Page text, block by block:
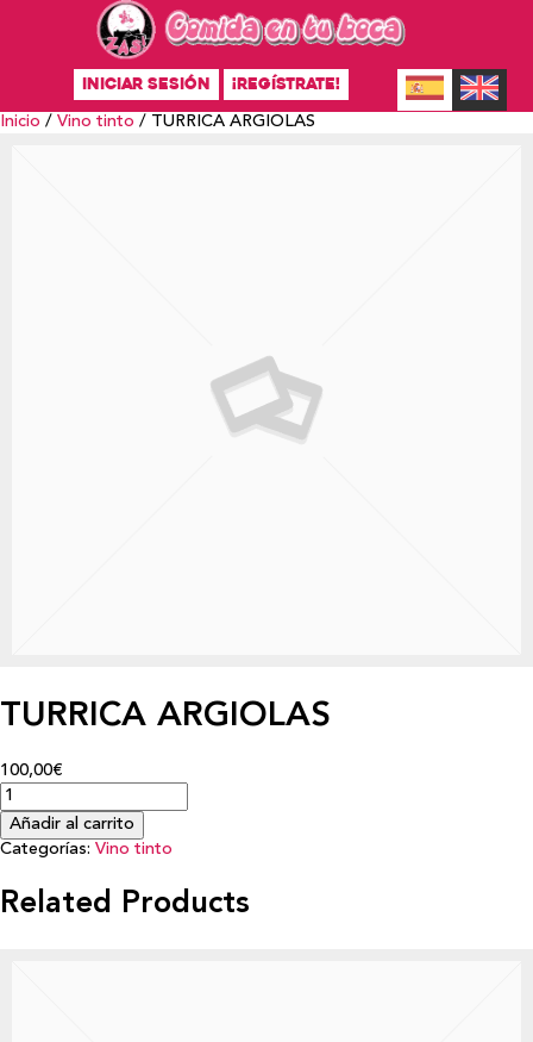
INICIAR SESIÓN ¡REGÍSTRATE!
Inicio / Vino tinto / TURRICA ARGIOLAS
TURRICA ARGIOLAS
100,00€
Añadir al carrito
Categorías: Vino tinto
Related Products